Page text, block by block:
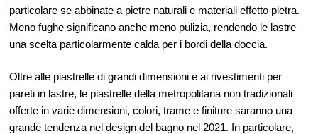
particolare se abbinate a pietre naturali e materiali effetto pietra.
Meno fughe significano anche meno pulizia, rendendo le lastre
una scelta particolarmente calda per i bordi della doccia.
Oltre alle piastrelle di grandi dimensioni e ai rivestimenti per
pareti in lastre, le piastrelle della metropolitana non tradizionali
offerte in varie dimensioni, colori, trame e finiture saranno una
grande tendenza nel design del bagno nel 2021. In particolare,